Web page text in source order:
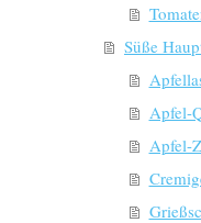
Süße
Apfel-
Apfel-